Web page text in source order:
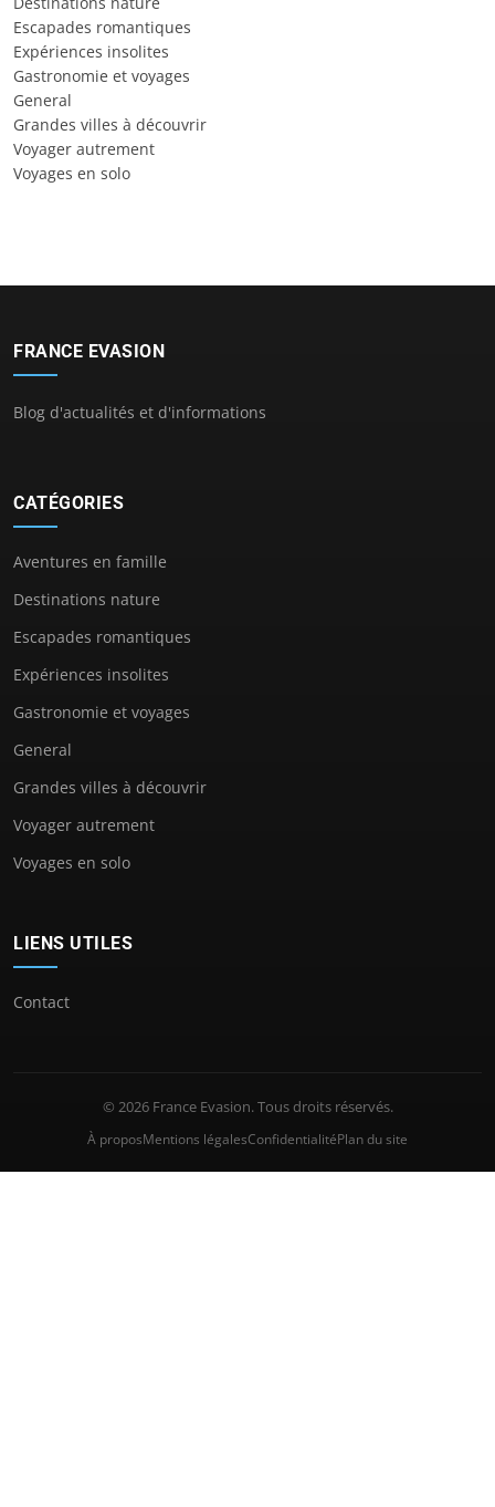
Escapades romantiques
Expériences insolites
Gastronomie et voyages
General
Grandes villes à découvrir
Voyager autrement
Voyages en solo
FRANCE EVASION
Blog d'actualités et d'informations
CATÉGORIES
Aventures en famille
Destinations nature
Escapades romantiques
Expériences insolites
Gastronomie et voyages
General
Grandes villes à découvrir
Voyager autrement
Voyages en solo
LIENS UTILES
Contact
© 2026 France Evasion. Tous droits réservés.
À proposMentions légalesConfidentialitéPlan du site